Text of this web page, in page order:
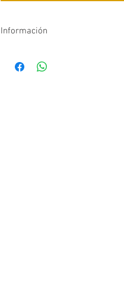
Información
No incluye mezcladora y pop up.